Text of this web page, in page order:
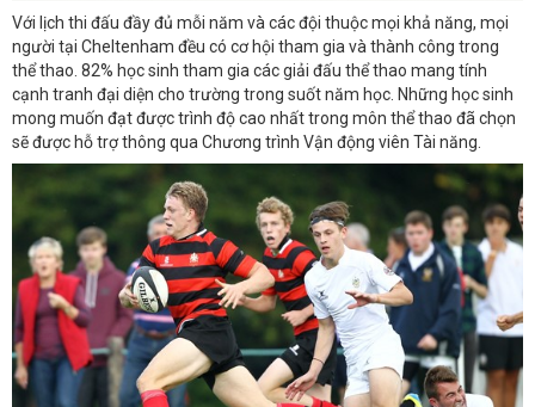
Với lịch thi đấu đầy đủ mỗi năm và các đội thuộc mọi khả năng, mọi
người tại Cheltenham đều có cơ hội tham gia và thành công trong
thể thao. 82% học sinh tham gia các giải đấu thể thao mang tính
cạnh tranh đại diện cho trường trong suốt năm học. Những học sinh
mong muốn đạt được trình độ cao nhất trong môn thể thao đã chọn
sẽ được hỗ trợ thông qua Chương trình Vận động viên Tài năng.